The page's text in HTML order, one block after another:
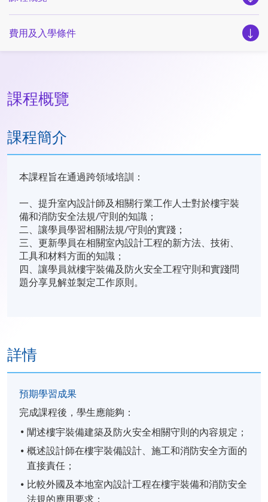
費用及入學條件
課程概覽
課程簡介
本課程旨在通過跨領域培訓：
一、提升室內設計師及相關行業工作人士對於樓宇裝
備和消防安全法規/守則的知識；
二、讓學員學習相關法規/守則的實踐；
三、更新學員在相關室內設計工程的新方法、技術、
工具和材料方面的知識；
四、讓學員就樓宇裝備及防火安全工程守則和實踐問
題分享見解並製定工作原則。
詳情
預期學習成果
完成課程後，學生應能夠：
闡述樓宇裝備建築及防火安全相關守則的內容規定；
概述設計師在樓宇裝備設計、施工和消防安全方面的
直接責任；
比較外國及本地室內設計工程在樓宇裝備和消防安全
法規的應用要求；